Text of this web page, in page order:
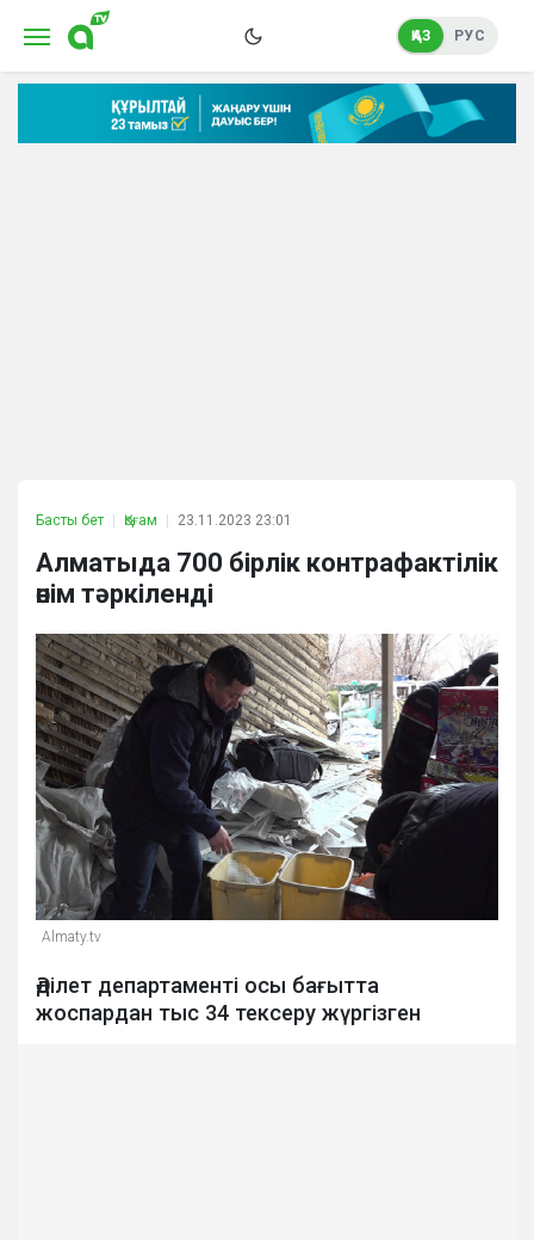
ҚАЗ РУС
Басты бет Қоғам 23.11.2023 23:01
Алматыда 700 бірлік контрафактілік
өнім тәркіленді
Almaty.tv
Әділет департаменті осы бағытта
жоспардан тыс 34 тексеру жүргізген